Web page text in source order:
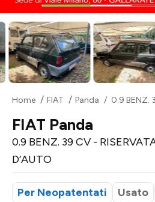
Home FIAT Panda 0.9 BENZ.
FIAT Panda
0.9 BENZ. 39 CV -
D’AUTO
Per Neopatentati Usato